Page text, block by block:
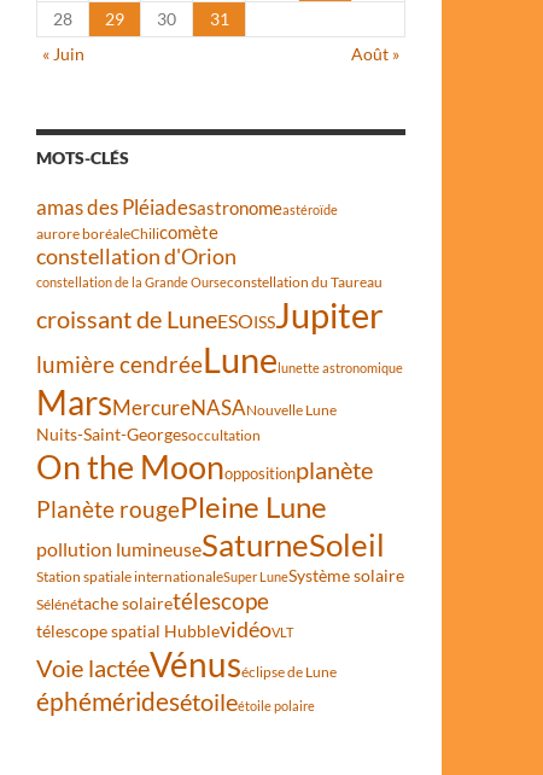
28
29 30
31
« Juin
Août »
MOTS-CLÉS
amas des Pléiadesastronomeastéroïde
aurore boréaleChilicomète
constellation d'Orion
constellation de la Grande Ourseconstellation du Taureau
croissant de LuneESOISSJupiter
lumière cendréeLunelunette astronomique
MarsMercureNASANouvelle Lune
Nuits-Saint-Georgesoccultation
On the Moonoppositionplanète
Planète rougePleine Lune
pollution lumineuseSaturneSoleil
Station spatiale internationaleSuper LuneSystème solaire
Sélénétache solairetélescope
télescope spatial HubblevidéoVLT
Voie lactéeVénuséclipse de Lune
éphéméridesétoileétoile polaire